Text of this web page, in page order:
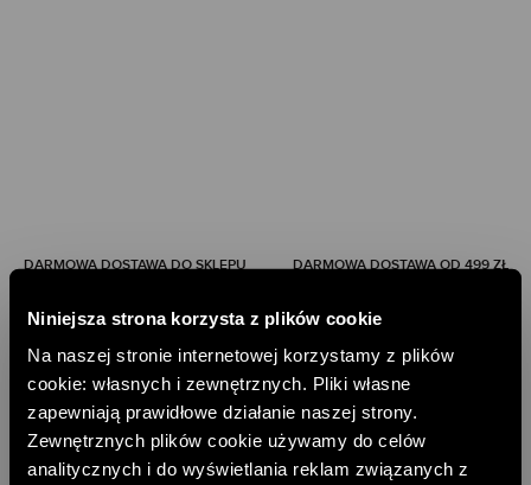
Niniejsza strona korzysta z plików cookie
Na naszej stronie internetowej korzystamy z plików
cookie: własnych i zewnętrznych. Pliki własne
zapewniają prawidłowe działanie naszej strony.
Zewnętrznych plików cookie używamy do celów
analitycznych i do wyświetlania reklam związanych z
DARMOWA DOSTAWA DO SKLEPU DARMOWA DOSTAWA OD 499 ZŁ
DARMOWE ZWROTY RATY PAYU 5 X 0%
PAYPO - KUP TERAZ, ZAPŁAĆ PÓŹNIEJ
DOŁĄCZ DO NEWSLETTERA
ODBIERZ 10% RABATU NA PIERWSZE ZAKUPY